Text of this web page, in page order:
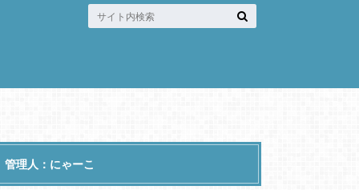
管理人：にゃーこ